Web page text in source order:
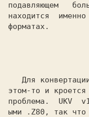
подавляющем
находится
форматах.
Для
этом-то и кроется
проблема.
UKV
ыми
.Z80,
так что